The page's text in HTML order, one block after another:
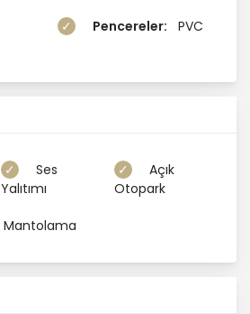
Pencereler: PVC
Ses
Yalıtımı
Açık
Otopark
Mantolama